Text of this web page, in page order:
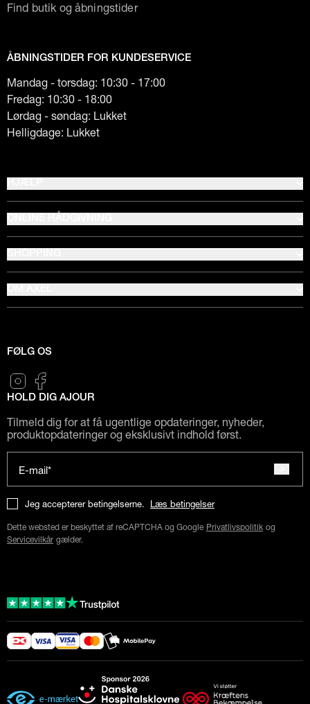
Find butik og åbningstider
ÅBNINGSTIDER FOR KUNDESERVICE
Mandag - torsdag: 10:30 - 17:00
Fredag: 10:30 - 18:00
Lørdag - søndag: Lukket
Helligdage: Lukket
FØLG OS
HOLD DIG AJOUR
Tilmeld dig for at få ugentlige opdateringer, nyheder,
produktopdateringer og eksklusivt indhold først.
E-mail*
Jeg accepterer betingelserne. Læs betingelser
Dette websted er beskyttet af reCAPTCHA og Google Privatlivspolitik og
Servicevilkår gælder.